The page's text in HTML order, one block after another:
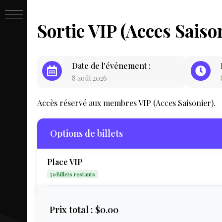
PASSE
&
BILLET
LIVE
Sortie VIP (Acces
Date de l'événement :
8 août 2026
Accès réservé aux membres VIP (Acces Saisonier).
Options de billets
Place VIP
50Billets restants
Prix total : $0.00